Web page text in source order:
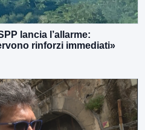
lancia l’allarme:
rinforzi immediati»